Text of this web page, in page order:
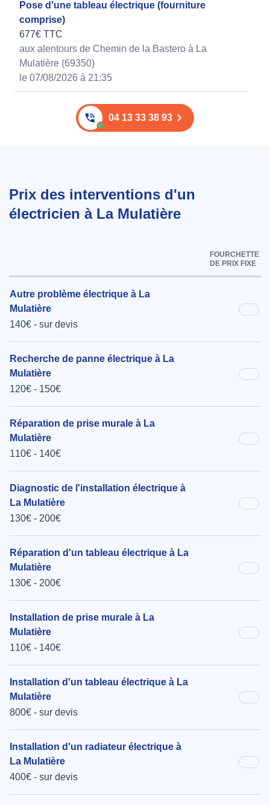
Pose d'une tableau électrique (fourniture
comprise)
677€ TTC
aux alentours de Chemin de la Bastero à La
Mulatière (69350)
le 07/08/2026 à 21:35
04 13 33 38 93
Prix des interventions d'un
électricien à La Mulatière
FOURCHETTE
DE PRIX FIXE
Autre problème électrique à La
Mulatière
140€ - sur devis
Recherche de panne électrique à La
Mulatière
120€ - 150€
Réparation de prise murale à La
Mulatière
110€ - 140€
Diagnostic de l'installation électrique à
La Mulatière
130€ - 200€
Réparation d'un tableau électrique à La
Mulatière
130€ - 200€
Installation de prise murale à La
Mulatière
110€ - 140€
Installation d'un tableau électrique à La
Mulatière
800€ - sur devis
Installation d'un radiateur électrique à
La Mulatière
400€ - sur devis